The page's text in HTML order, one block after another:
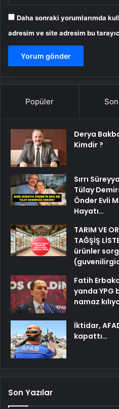
Daha sonraki yorumlarımda
adresim ve site adresim bu
Popüler Son
Derya
Kimdir ?
Sırrı
Tülay
Önder Evli
Hayatı…
TARIM VE
TAĞŞİŞ
ürünler
Fatih
yanda YPG
namaz
İktidar,
kapattı…
Son Yazılar